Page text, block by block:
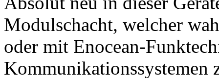
Modulschacht, welcher
oder mit Enocean-
Kommunikationssystemen